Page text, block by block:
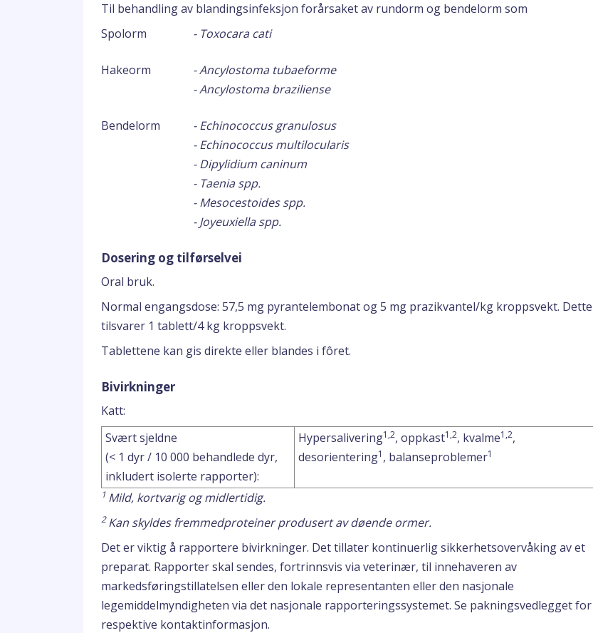
Til behandling av blandingsinfeksjon forårsaket av rundorm og bendelorm som
Spolorm
- Toxocara cati
Hakeorm
- Ancylostoma tubaeforme
- Ancylostoma braziliense
Bendelorm
- Echinococcus granulosus
- Echinococcus multilocularis
- Dipylidium caninum
- Taenia spp.
- Mesocestoides spp.
- Joyeuxiella spp.
Dosering og tilførselvei
Oral bruk.
Normal engangsdose: 57,5 mg pyrantelembonat og 5 mg prazikvantel/kg kroppsvekt. Dette
tilsvarer 1 tablett/4 kg kroppsvekt.
Tablettene kan gis direkte eller blandes i fôret.
Bivirkninger
Katt:
Svært sjeldne
(< 1 dyr / 10 000 behandlede dyr,
inkludert isolerte rapporter):
Hypersalivering1,2, oppkast1,2, kvalme1,2,
desorientering1 , balanseproblemer1
1 Mild, kortvarig og midlertidig.
2Kan skyldes fremmedproteiner produsert av døende ormer.
Det er viktig å rapportere bivirkninger. Det tillater kontinuerlig sikkerhetsovervåking av et
preparat. Rapporter skal sendes, fortrinnsvis via veterinær, til innehaveren av
markedsføringstillatelsen eller den lokale representanten eller den nasjonale
legemiddelmyndigheten via det nasjonale rapporteringssystemet. Se pakningsvedlegget for
respektive kontaktinformasjon.